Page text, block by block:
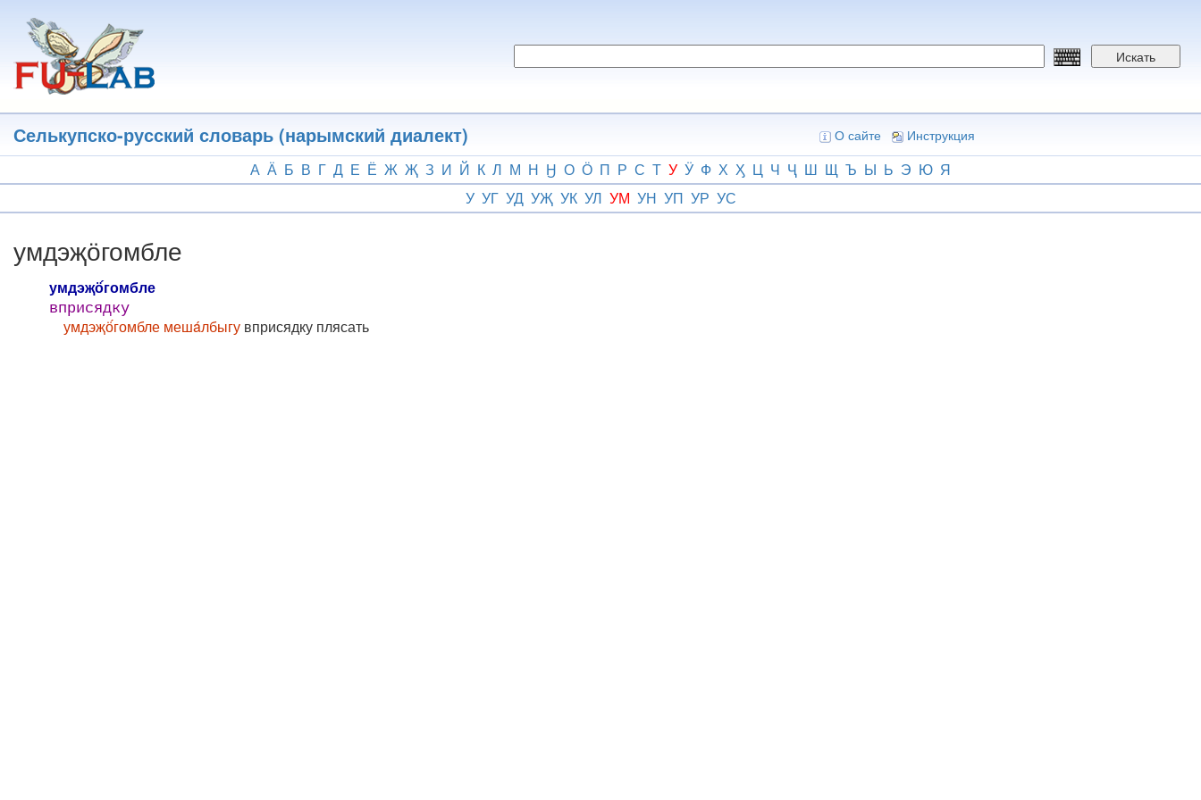
основному
содержанию
Искать
Селькупско-русский словарь (нарымский диалект) О сайте Инструкция
А Ӓ Б В Г Д Е Ё Ж Җ З И Й К Л М Н Ӈ О Ӧ П Р С Т У Ӱ Ф Х Ӽ Ц Ч Ҷ Ш Щ Ъ Ы Ь Э Ю Я
У УГ УД УҖ УК УЛ УМ УН УП УР УС
умдэҗӧгомбле
умдэҗӧ́гомбле
вприсядку
умдэҗӧ́гомбле мешáлбыгу вприсядку плясать